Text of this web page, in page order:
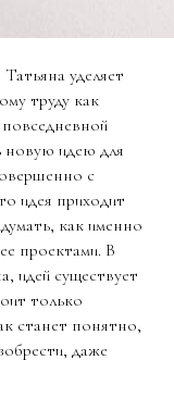
уделяет
труду как
новую идею для
с
идея приходит
как именно
проектами. В
идей существует
только
станет понятно,
даже